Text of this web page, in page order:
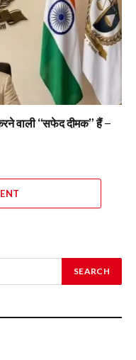
वाली “सफेद दीमक” हैं –